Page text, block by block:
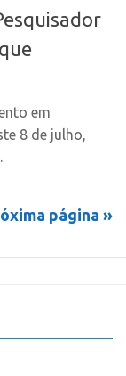
em
8 de julho,
página »